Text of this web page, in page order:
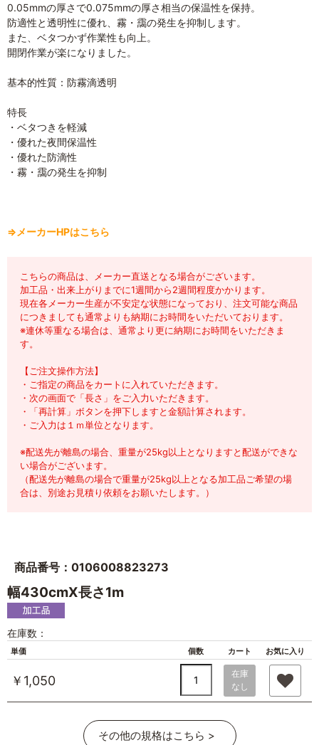
0.05mmの厚さで0.075mmの厚さ相当の保温性を保持。
防適性と透明性に優れ、霧・靄の発生を抑制します。
また、ベタつかず作業性も向上。
開閉作業が楽になりました。
基本的性質：防霧滴透明
特長
・ベタつきを軽減
・優れた夜間保温性
・優れた防滴性
・霧・靄の発生を抑制
⇒メーカーHPはこちら
こちらの商品は、メーカー直送となる場合がございます。
加工品・出来上がりまでに1週間から2週間程度かかります。
現在各メーカー生産が不安定な状態になっており、注文可能な商品
につきましても通常よりも納期にお時間をいただいております。
※連休等重なる場合は、通常より更に納期にお時間をいただきま
す。
【ご注文操作方法】
・ご指定の商品をカートに入れていただきます。
・次の画面で「長さ」をご入力いただきます。
・「再計算」ボタンを押下しますと金額計算されます。
・ご入力は１ｍ単位となります。
※配送先が離島の場合、重量が25kg以上となりますと配送ができな
い場合がございます。
（配送先が離島の場合で重量が25kg以上となる加工品ご希望の場
合は、別途お見積り依頼をお願いたします。）
商品番号：0106008823273
幅430cmX長さ1m
在庫数：
単価 個数 カート お気に入り
￥1,050
在庫
なし
その他の規格はこちら >